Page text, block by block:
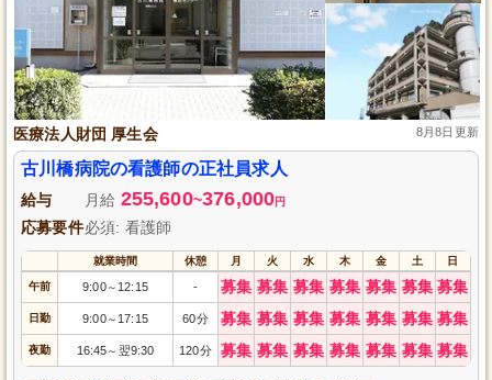
医療法人財団 厚生会 8月8日更新
古川橋病院の看護師の正社員求人
給与 月給 255,600~376,000円
応募要件必須: 看護師
就業時間 休憩 月 火 水 木 金 土 日
午前 9:00～ 12:15 - 募集 募集 募集 募集 募集 募集 募集
日勤 9:00～ 17:15 60分 募集 募集 募集 募集 募集 募集 募集
夜勤 16:45～ 翌9:30 120分 募集 募集 募集 募集 募集 募集 募集